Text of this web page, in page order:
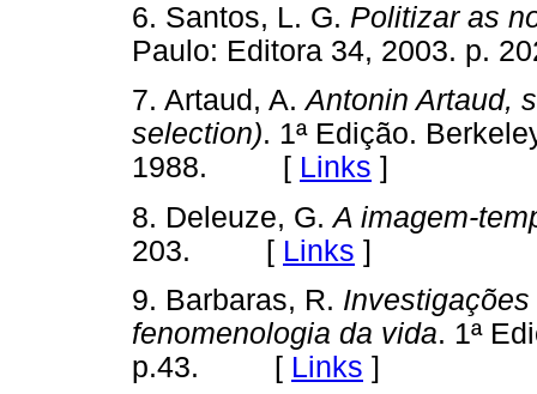
6. Santos, L. G. Politizar as
Paulo: Editora 34, 2003.
7. Artaud, A.Antonin Artaud,
selection). 1ª Edição.
1988. [ Links ]
8. Deleuze, G.A imagem-
203. [ Links ]
9. Barbaras, R.
fenomenologia da vida. 1ª
p.43. [ Links ]